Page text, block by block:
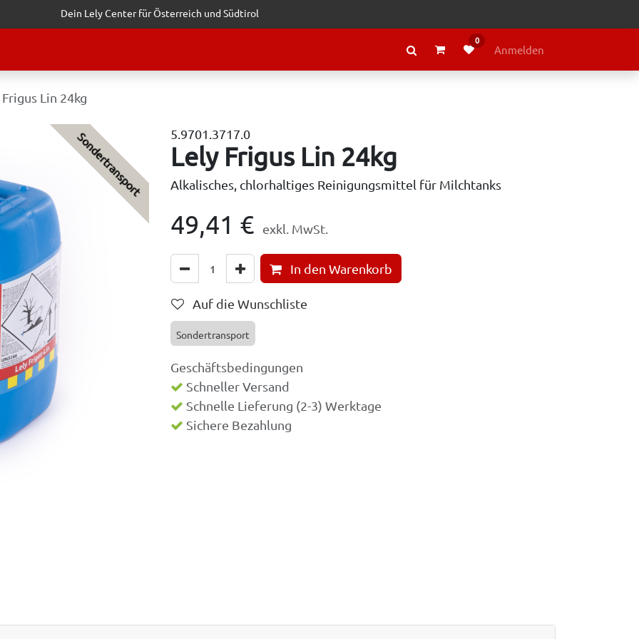
Dein Lely Center für Österreich und Südtirol
ÜBER LELY
0
Anmelden
Lin 24kg
Sondertransport 5.9701.3717.0
Lely Frigus Lin 24kg
Alkalisches, chlorhaltiges Reinigungsmittel für Milchtanks
49,41 € exkl. MwSt.
In den Warenkorb
Auf die Wunschliste
Sondertransport
Geschäftsbedingungen
Schneller Versand
Schnelle Lieferung (2-3) Werktage
Sichere Bezahlung